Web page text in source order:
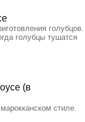
голубцов.
голубцы тушатся
(в
стиле.